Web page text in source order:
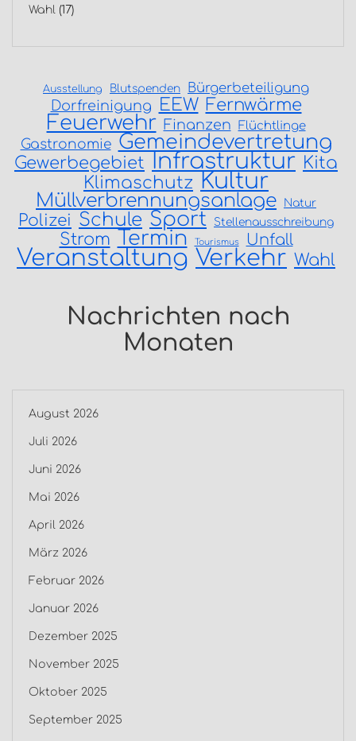
Wahl (17)
Ausstellung Blutspenden Bürgerbeteiligung
Dorfreinigung EEW Fernwärme
Feuerwehr Finanzen Flüchtlinge
Gastronomie Gemeindevertretung
Gewerbegebiet Infrastruktur Kita
Klimaschutz Kultur
Müllverbrennungsanlage Natur
Polizei Schule Sport Stellenausschreibung
Strom Termin Tourismus Unfall
Veranstaltung Verkehr Wahl
Nachrichten nach
Monaten
August 2026
Juli 2026
Juni 2026
Mai 2026
April 2026
März 2026
Februar 2026
Januar 2026
Dezember 2025
November 2025
Oktober 2025
September 2025